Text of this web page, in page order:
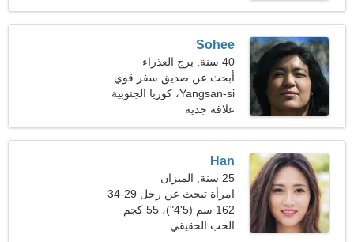
النفاثة
Sohee
40 سنة, برج العذراء
أبحث عن صديق سفر قوي
Yangsan-si، كوريا الجنوبية
علاقة جدية
Han
25 سنة, الميزان
امرأة تبحث عن رجل 29-34
162 سم (5'4")، 55 كجم
(121 رطلا)
الحب الحقيقي